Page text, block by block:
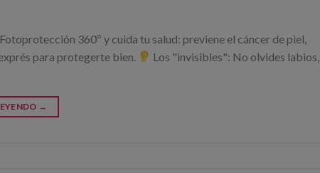
360º y cuida tu salud: previene el cáncer de piel,
para protegerte bien.
Los "invisibles": No olvides labios,
→